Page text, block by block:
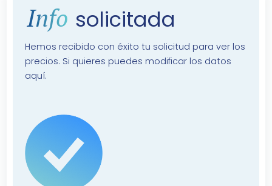
Info solicitada
Hemos recibido con éxito tu solicitud para ver los
precios. Si quieres puedes modificar los datos
aquí.